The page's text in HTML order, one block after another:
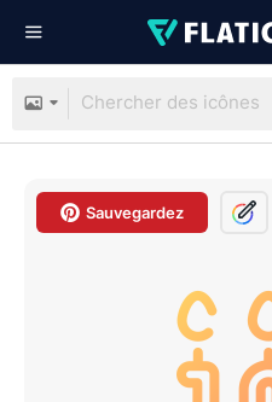
Sauvegardez